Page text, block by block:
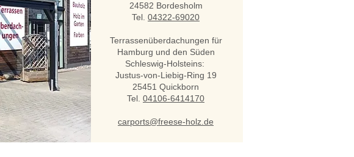
24582 Bordesholm
Tel. 04322-69020
Terrassenüberdachungen für
Hamburg und den Süden
Schleswig-Holsteins:
Justus-von-Liebig-Ring 19
25451 Quickborn
Tel. 04106-6414170
carports@freese-holz.de